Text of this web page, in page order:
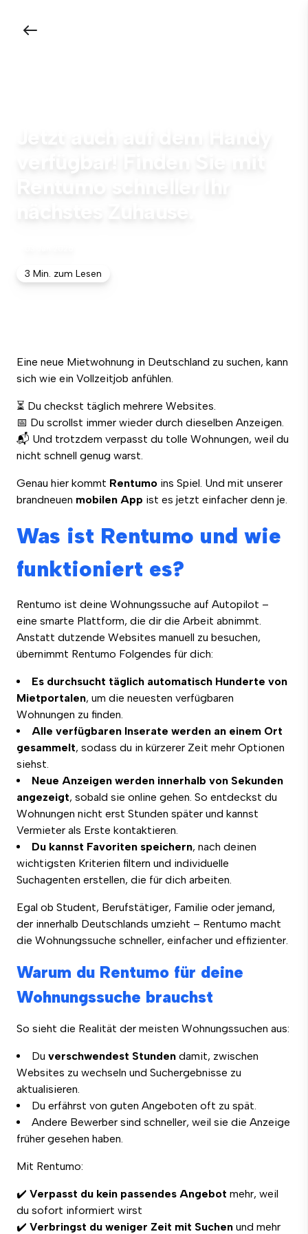
3 Min. zum Lesen
Eine neue Mietwohnung in Deutschland zu suchen, kann
sich wie ein Vollzeitjob anfühlen.
⏳ Du checkst täglich mehrere Websites.
📅 Du scrollst immer wieder durch dieselben Anzeigen.
📬 Und trotzdem verpasst du tolle Wohnungen, weil du
nicht schnell genug warst.
Genau hier kommt Rentumo ins Spiel. Und mit unserer
brandneuen mobilen App ist es jetzt einfacher denn je.
Was ist Rentumo und wie
funktioniert es?
Rentumo ist deine Wohnungssuche auf Autopilot –
eine smarte Plattform, die dir die Arbeit abnimmt.
Anstatt dutzende Websites manuell zu besuchen,
übernimmt Rentumo Folgendes für dich:
Es durchsucht täglich automatisch Hunderte von
Mietportalen, um die neuesten verfügbaren
Wohnungen zu finden.
Alle verfügbaren Inserate werden an einem Ort
gesammelt, sodass du in kürzerer Zeit mehr Optionen
siehst.
Neue Anzeigen werden innerhalb von Sekunden
angezeigt, sobald sie online gehen. So entdeckst du
Wohnungen nicht erst Stunden später und kannst
Vermieter als Erste kontaktieren.
Du kannst Favoriten speichern, nach deinen
wichtigsten Kriterien filtern und individuelle
Suchagenten erstellen, die für dich arbeiten.
Egal ob Student, Berufstätiger, Familie oder jemand,
der innerhalb Deutschlands umzieht – Rentumo macht
die Wohnungssuche schneller, einfacher und effizienter.
Warum du Rentumo für deine
Wohnungssuche brauchst
So sieht die Realität der meisten Wohnungssuchen aus:
Du verschwendest Stunden damit, zwischen
Websites zu wechseln und Suchergebnisse zu
aktualisieren.
Du erfährst von guten Angeboten oft zu spät.
Andere Bewerber sind schneller, weil sie die Anzeige
früher gesehen haben.
Mit Rentumo:
✔️ Verpasst du kein passendes Angebot mehr, weil
du sofort informiert wirst
✔️ Verbringst du weniger Zeit mit Suchen und mehr